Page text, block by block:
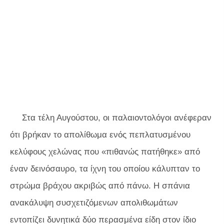
Στα τέλη Αυγούστου, οι παλαιοντολόγοι ανέφεραν
ότι βρήκαν το απολίθωμα ενός πεπλατυσμένου
κελύφους χελώνας που «πιθανώς πατήθηκε» από
έναν δεινόσαυρο, τα ίχνη του οποίου κάλυπταν το
στρώμα βράχου ακριβώς από πάνω. Η σπάνια
ανακάλυψη συσχετιζόμενων απολιθωμάτων
εντοπίζει δυνητικά δύο περασμένα είδη στον ίδιο